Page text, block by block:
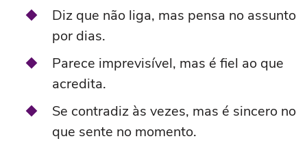
Diz que não liga, mas pensa no assunto
por dias.
Parece imprevisível, mas é fiel ao que
acredita.
Se contradiz às vezes, mas é sincero no
que sente no momento.